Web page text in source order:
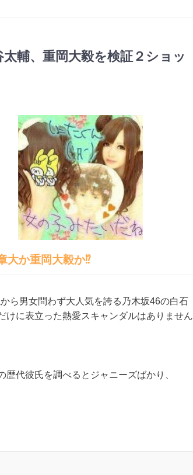
輔、重岡大毅を検証２ショッ
大か重岡大毅か⁉︎
ら男女問わず大人気を誇る乃木坂46の白石
けに表立った熱愛スキャンダルはありません
代彼氏を調べるとジャニーズばかり、